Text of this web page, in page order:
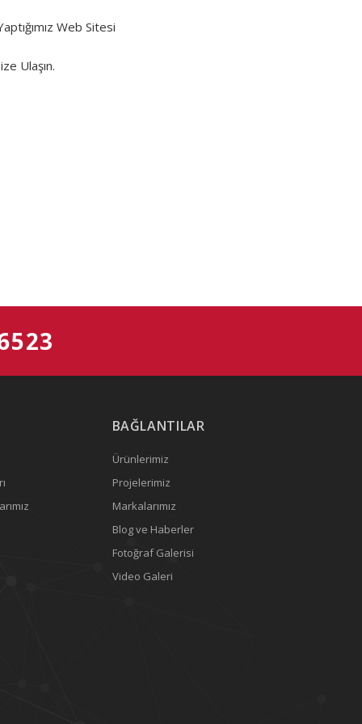
Web Sitesi
Ulaşın.
BAĞLANTILAR
Ürünlerimiz
Projelerimiz
Markalarımız
Blog ve Haberler
Fotoğraf Galerisi
Video Galeri